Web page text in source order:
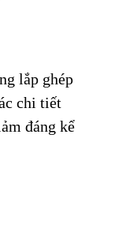
lắp ghép
chi tiết
đáng kể